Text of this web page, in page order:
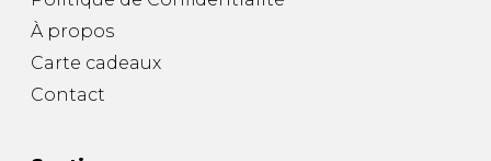
À propos
Carte cadeaux
Contact